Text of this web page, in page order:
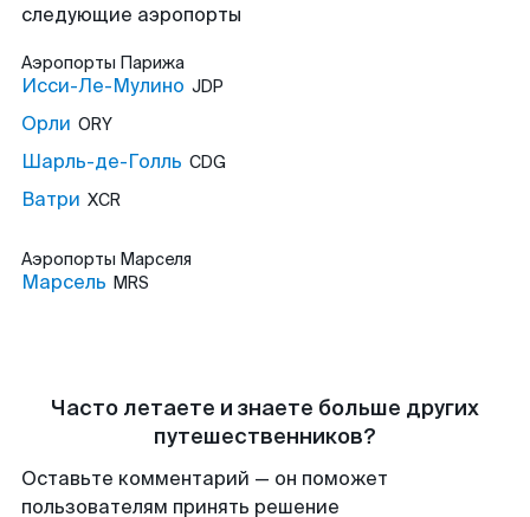
следующие аэропорты
Аэропорты Парижа
Исси-Ле-Мулино JDP
Орли ORY
Шарль-де-Голль CDG
Ватри XCR
Аэропорты Марселя
Марсель MRS
Часто летаете и знаете больше других
путешественников?
Оставьте комментарий — он поможет
пользователям принять решение